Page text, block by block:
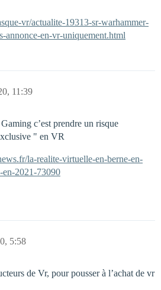
vr/actualite-19313-sr-warhammer-
annonce-en-vr-uniquement.html
11:39
c’est prendre un risque
" en VR
la-realite-virtuelle-en-berne-en-
en-2021-73090
5:58
de Vr, pour pousser à l’achat de vr